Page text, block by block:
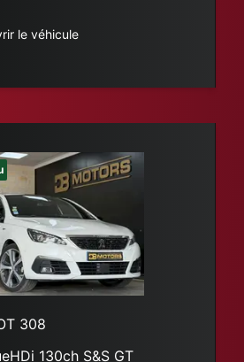
le véhicule
308
130ch S&S GT